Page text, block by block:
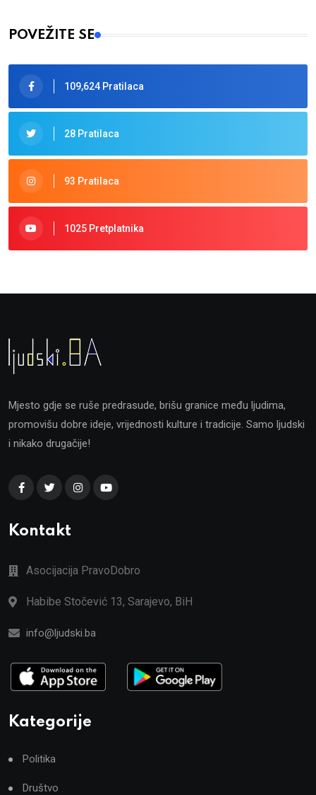
POVEŽITE SE
109,624 Pratilaca
28 Pratilaca
93 Pratilaca
1025 Pretplatnika
Mjesto gdje se ruše predrasude, brišu granice među ljudima,
promovišu dobre ideje, vrijednosti kulture i tradicije. Samo ljudski
i nikako drugačije!
Kontakt
Asocijacija PravoDobro
Habibe Stočević 13, Sarajevo, BiH
info@ljudski.ba
Kategorije
Politika
Društvo